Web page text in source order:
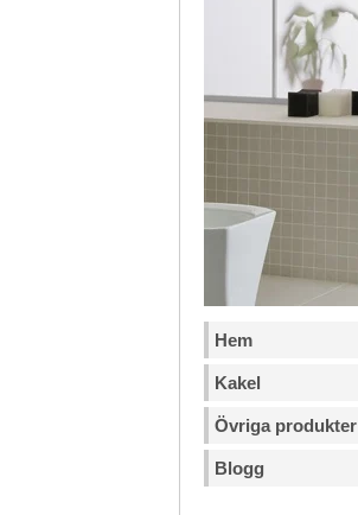
Hem
Kakel
Övriga produkter
Blogg